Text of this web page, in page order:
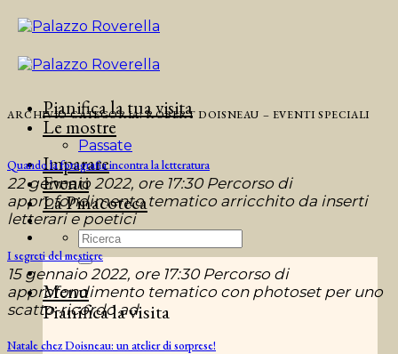
Salta
Pianifica la tua visita
Le mostre
Passate
Imparare
Eventi
La Pinacoteca
Menu
Pianifica la visita
ARCHIVIO CATEGORIA:ROBERT DOISNEAU – EVENTI SPECIALI
Quando la fotografia incontra la letteratura
22 gennaio 2022, ore 17:30 Percorso di
approfondimento tematico arricchito da inserti
letterari e poetici
I segreti del mestiere
15 gennaio 2022, ore 17:30 Percorso di
approfondimento tematico con photoset per uno
scatto-ricordo ad
Natale chez Doisneau: un atelier di sorprese!